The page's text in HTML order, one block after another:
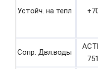
Устойч. на тепл
Сопр. Двл.воды